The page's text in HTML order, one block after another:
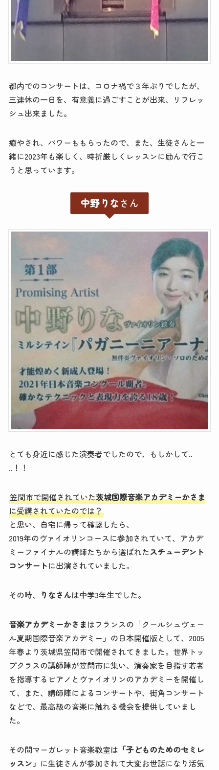
都内でのコンサートは、コロナ禍で３年ぶりでしたが、
三連休の一日を、有意義に過ごすことが出来、リフレッ
シュ出来ました。
癒やされ、パワーももらったので、また、生徒さんと一
緒に2023年も楽しく、時折厳しくレッスンに励んで行こ
うと思っています。
中野りなさん
とても身近に感じた演奏者でしたので、もしかして..
..！！
笠間市で開催されていた茨城国際音楽アカデミーかさま
に受講されていたのでは？
と思い、自宅に帰って確認したら、
2019年のヴァイオリンコースに参加されていて、アカデ
ミーファイナルの講師たちから選ばれたスチューデント
コンサートに出演されていました。
その時、 りなさんは中学3年生でした。
音楽アカデミーかさまはフランスの「クールシュヴェー
ル夏期国際音楽アカデミー」の日本開催版として、2005
年春より茨城県笠間市で開催されてきました。世界トッ
プクラスの講師陣が笠間市に集い、演奏家を目指す若者
を指導するピアノとヴァイオリンのアカデミーを開催し
て、また、講師陣によるコンサートや、街角コンサート
などで、最高級の音楽に触れる機会を提供していまし
た。
その間マーガレット音楽教室は 「子どものためのセミレ
ッスン」 に生徒さんが参加されて大変お世話になり活気